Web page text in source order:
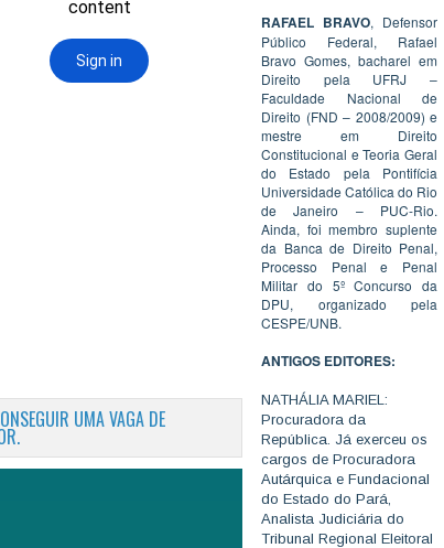
UMA VAGA DE
RAFAEL BRAVO, Defensor
Público Federal, Rafael
Bravo Gomes, bacharel em
Direito pela UFRJ –
Faculdade Nacional de
Direito (FND – 2008/2009) e
mestre em Direito
Constitucional e Teoria Geral
do Estado pela Pontifícia
Universidade Católica do Rio
de Janeiro – PUC-Rio.
Ainda, foi membro suplente
da Banca de Direito Penal,
Processo Penal e Penal
Militar do 5º Concurso da
DPU, organizado pela
CESPE/UNB.
ANTIGOS EDITORES:
NATHÁLIA MARIEL:
Procuradora da
República. Já exerceu os
cargos de Procuradora
Autárquica e Fundacional
do Estado do Pará,
Analista Judiciária do
Tribunal Regional Eleitoral